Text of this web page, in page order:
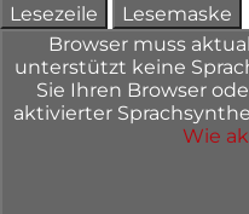
Lesezeile
Lesemaske
Browser muss
unterstützt keine
Sie Ihren Browser
aktivierter
Wie